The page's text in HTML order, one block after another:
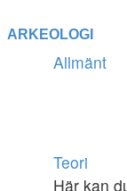
ARKEOLOGI
Allmänt
Teori
Här kan